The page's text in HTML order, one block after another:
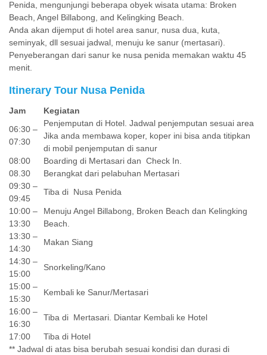
Penida, mengunjungi beberapa obyek wisata utama: Broken
Beach, Angel Billabong, and Kelingking Beach.
Anda akan dijemput di hotel area sanur, nusa dua, kuta,
seminyak, dll sesuai jadwal, menuju ke sanur (mertasari).
Penyeberangan dari sanur ke nusa penida memakan waktu 45
menit.
Itinerary Tour Nusa Penida
Jam
Kegiatan
06:30 –
07:30
Penjemputan di Hotel. Jadwal penjemputan sesuai area
Jika anda membawa koper, koper ini bisa anda titipkan
di mobil penjemputan di sanur
08:00
Boarding di Mertasari dan Check In.
08.30
Berangkat dari pelabuhan Mertasari
09:30 –
09:45
Tiba di Nusa Penida
10:00 –
13:30
Menuju Angel Billabong, Broken Beach dan Kelingking
Beach.
13:30 –
14:30
Makan Siang
14:30 –
15:00
Snorkeling/Kano
15:00 –
15:30
Kembali ke Sanur/Mertasari
16:00 –
16:30
Tiba di Mertasari. Diantar Kembali ke Hotel
17:00
Tiba di Hotel
** Jadwal di atas bisa berubah sesuai kondisi dan durasi di